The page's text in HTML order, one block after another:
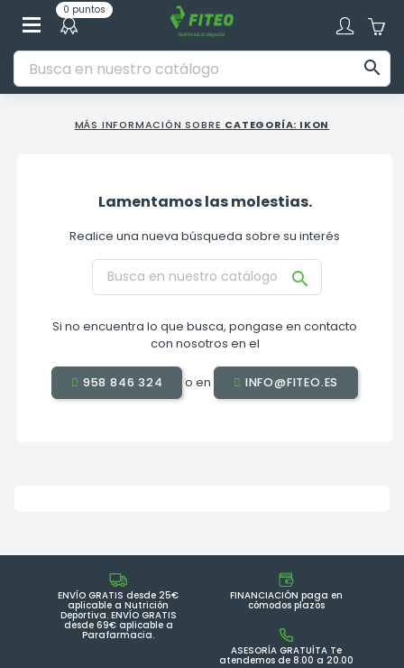
0 puntos

MÁS INFORMACIÓN SOBRE CATEGORÍA: IKON
Lamentamos las molestias.
Realice una nueva búsqueda sobre su interés

Si no encuentra lo que busca, pongase en contacto
con nosotros en el
958 846 324 o en INFO@FITEO.ES
ENVÍO GRATIS desde 25€
aplicable a Nutrición
Deportiva. ENVÍO GRATIS
desde 69€ aplicable a
Parafarmacia.
FINANCIACIÓN paga en
cómodos plazos
ASESORÍA GRATUÍTA Te
atendemos de 8.00 a 20.00